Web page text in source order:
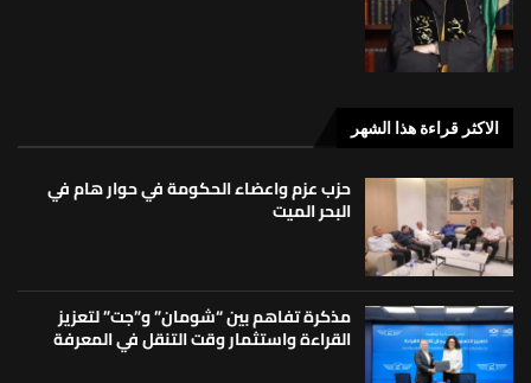
الاكثر قراءة هذا الشهر
حزب عزم واعضاء الحكومة في حوار هام في
البحر الميت
مذكرة تفاهم بين “شومان” و”جت” لتعزيز
القراءة واستثمار وقت التنقل في المعرفة